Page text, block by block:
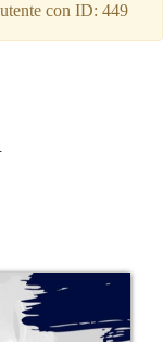
con ID: 449